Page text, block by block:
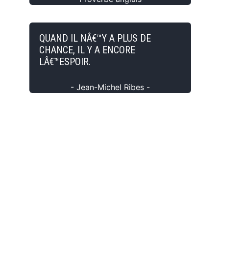
QUAND IL NÂ€™Y A PLUS DE
CHANCE, IL Y A ENCORE
LÂ€™ESPOIR.
- Jean-Michel Ribes -